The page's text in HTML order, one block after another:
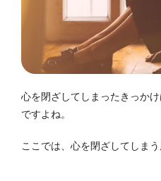
心を閉ざしてしまったきっか
ですよね。
ここでは、心を閉ざしてしま